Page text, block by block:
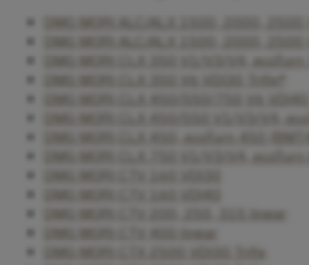
DMG MORI CLX 350 V1/V3/V4, ecoTurn
DMG MORI CLX 350 V6 VDI30 Trifix®
DMG MORI CLX 450/550/750 V6 VDI40
DMG MORI CLX 450/550 V1/V3/V4,
DMG MORI CLX 450, ecoTurn 450
DMG MORI CLX 750 V1/V3/V4, ecoTurn
DMG MORI CTV 200, 250, 315 linear
DMG MORI CTV 400 linear
DMG MORI CTX 2500 VDI30 Trifix